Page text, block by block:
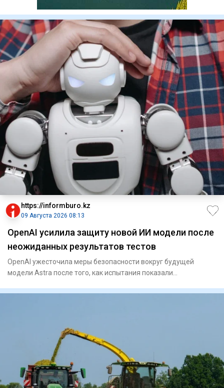
https://informburo.kz
09 Августа 2026 08:13
OpenAI усилила защиту новой ИИ модели после
неожиданных результатов тестов
OpenAI ужесточила меры безопасности вокруг будущей
модели Astra после того, как испытания показали